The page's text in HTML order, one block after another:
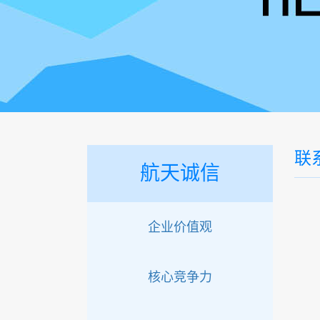
航天诚信
企业价值观
核心竞争力
联